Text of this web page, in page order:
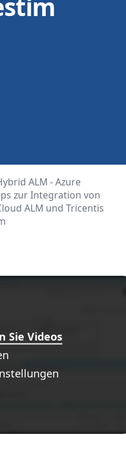
ALM - Azure
zur Integration von
ALM und Tricentis
Sie Videos